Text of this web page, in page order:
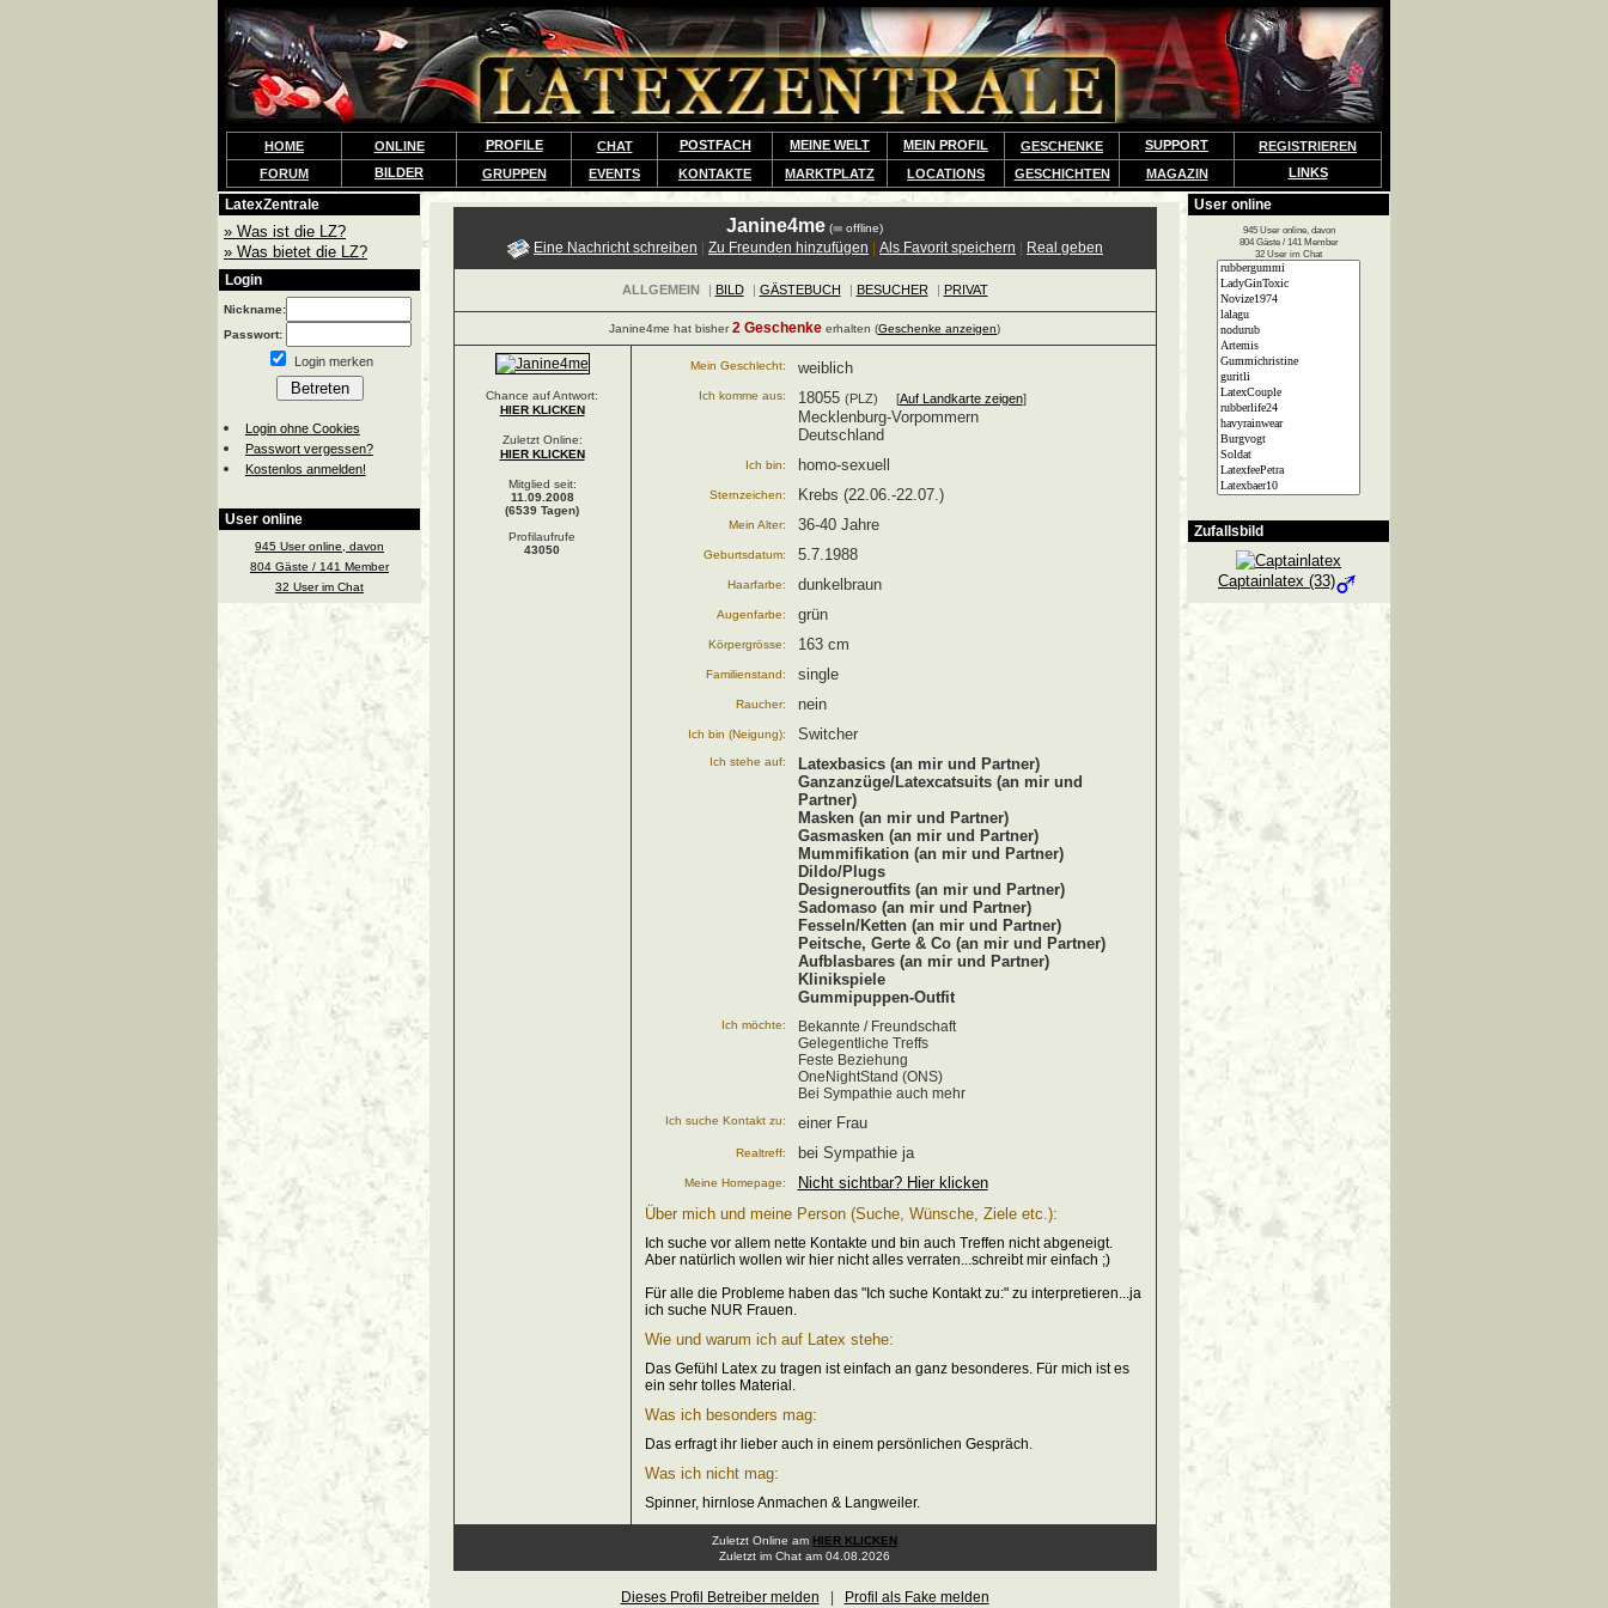
HOME ONLINE PROFILE CHAT POSTFACH MEINE WELT MEIN PROFIL GESCHENKE SUPPORT
REGISTRIEREN
FORUM
BILDER GRUPPEN EVENTS KONTAKTE MARKTPLATZ LOCATIONS GESCHICHTEN MAGAZIN LINKS
LatexZentrale
» Was ist die LZ?
» Was bietet die LZ?
Login
Nickname:
Passwort:
Login merken
Login ohne Cookies
Passwort vergessen?
Kostenlos anmelden!
User online
945 User online, davon
804 Gäste / 141 Member
32 User im Chat
Janine4me ( offline)
Eine Nachricht schreiben Zu Freunden hinzufügen Als Favorit speichern Real geben
ALLGEMEIN | BILD | GÄSTEBUCH | BESUCHER | PRIVAT
Janine4me hat bisher2 Geschenke erhalten (Geschenke anzeigen)
Chance auf Antwort:
HIER KLICKEN
Zuletzt Online:
HIER KLICKEN
Mitglied seit:
11.09.2008
(6539 Tagen)
Profilaufrufe
43050
Mein Geschlecht: weiblich
Ich komme aus: 18055 (PLZ) [Auf Landkarte zeigen]
Mecklenburg-Vorpommern
Deutschland
Ich bin: homo-sexuell
Sternzeichen: Krebs (22.06.-22.07.)
Mein Alter: 36-40 Jahre
Geburtsdatum: 5.7.1988
Haarfarbe: dunkelbraun
Augenfarbe: grün
Körpergrösse: 163 cm
Familienstand: single
Raucher: nein
Ich bin (Neigung): Switcher
Ich stehe auf:
Latexbasics (an mir und Partner)
Ganzanzüge/Latexcatsuits (an mir und
Partner)
Masken (an mir und Partner)
Gasmasken (an mir und Partner)
Mummifikation (an mir und Partner)
Dildo/Plugs
Designeroutfits (an mir und Partner)
Sadomaso (an mir und Partner)
Fesseln/Ketten (an mir und Partner)
Peitsche, Gerte & Co (an mir und Partner)
Aufblasbares (an mir und Partner)
Klinikspiele
Gummipuppen-Outfit
Ich möchte:
Bekannte / Freundschaft
Gelegentliche Treffs
Feste Beziehung
OneNightStand (ONS)
Bei Sympathie auch mehr
Ich suche Kontakt zu: einer Frau
Realtreff: bei Sympathie ja
Meine Homepage:
Nicht sichtbar? Hier klicken
Über mich und meine Person (Suche, Wünsche, Ziele etc.):
Ich suche vor allem nette Kontakte und bin auch Treffen nicht abgeneigt.
Aber natürlich wollen wir hier nicht alles verraten...schreibt mir einfach ;)
Für alle die Probleme haben das "Ich suche Kontakt zu:" zu interpretieren...ja
ich suche NUR Frauen.
Wie und warum ich auf Latex stehe:
Das Gefühl Latex zu tragen ist einfach an ganz besonderes. Für mich ist es
ein sehr tolles Material.
Was ich besonders mag:
Das erfragt ihr lieber auch in einem persönlichen Gespräch.
Was ich nicht mag:
Spinner, hirnlose Anmachen & Langweiler.
Zuletzt Online am HIER KLICKEN
Zuletzt im Chat am 04.08.2026
Dieses Profil Betreiber melden Profil als Fake melden
User online
945 User online, davon
804 Gäste / 141 Member
32 User im Chat
Zufallsbild
Captainlatex (33)